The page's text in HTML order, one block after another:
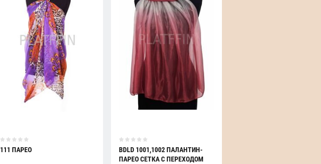
111 ПАРЕО
BDLD 1001,1002 ПАЛАНТИН-
ПАРЕО СЕТКА С ПЕРЕХОДОМ